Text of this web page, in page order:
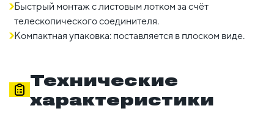
Быстрый монтаж с листовым лотком за счёт
телескопического соединителя.
Компактная упаковка: поставляется в плоском виде.
Технические
характеристики